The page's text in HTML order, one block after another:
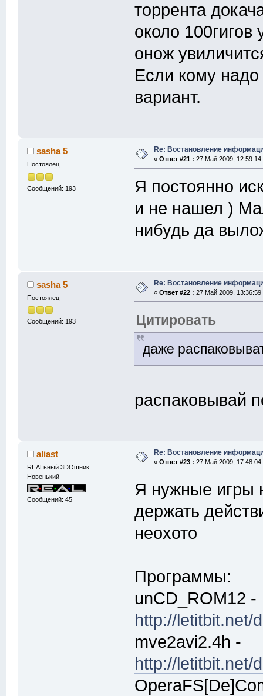
торрента
около
онож
Если кому
вариант.
sasha 5
Постоялец
Сообщений: 193
Re: Востановление
« Ответ #21 : 27 Май 2009, 12:59:14
Я постоянно
и не нашел )
нибудь да
sasha 5
Постоялец
Сообщений: 193
Re: Востановление
« Ответ #22 : 27 Май 2009, 13:36:59
Цитировать
даже
распаковывай
aliast
REALьный 3DOшник
Новенький
Сообщений: 45
Re: Востановление
« Ответ #23 : 27 Май 2009, 17:48:04
Я нужные игры
держать
неохото
Программы:
unCD_ROM12 -
http://letitbit.net/
mve2avi2.4h -
http://letitbit.net/